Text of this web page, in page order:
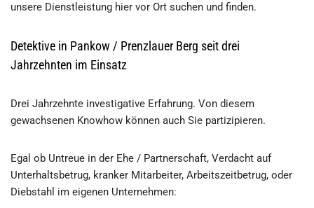
unsere Dienstleistung hier vor Ort suchen und finden.
Detektive in Pankow / Prenzlauer Berg seit drei
Jahrzehnten im Einsatz
Drei Jahrzehnte investigative Erfahrung. Von diesem
gewachsenen Knowhow können auch Sie partizipieren.
Egal ob Untreue in der Ehe / Partnerschaft, Verdacht auf
Unterhaltsbetrug, kranker Mitarbeiter, Arbeitszeitbetrug, oder
Diebstahl im eigenen Unternehmen: